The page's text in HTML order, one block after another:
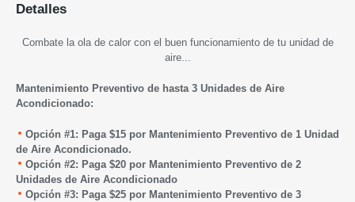
Detalles
Combate la ola de calor con el buen funcionamiento de tu unidad de
aire...
Mantenimiento Preventivo de hasta 3 Unidades de Aire
Acondicionado:
Opción #1: Paga $15 por Mantenimiento Preventivo de 1 Unidad
de Aire Acondicionado.
Opción #2: Paga $20 por Mantenimiento Preventivo de 2
Unidades de Aire Acondicionado
Opción #3: Paga $25 por Mantenimiento Preventivo de 3